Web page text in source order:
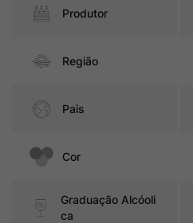
Produtor
Região
Pais
Cor
Graduação Alcóoli
ca